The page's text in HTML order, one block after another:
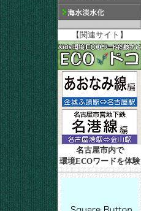
【関連サイト】
名古屋市内で
環境ECOワードを体験